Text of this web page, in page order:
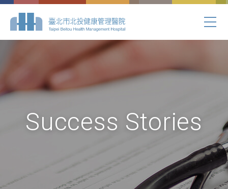
Success Stories